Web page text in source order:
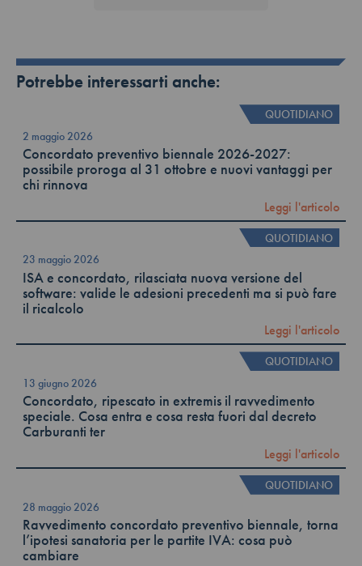
Potrebbe interessarti anche:
QUOTIDIANO
2 maggio 2026
Concordato preventivo biennale 2026-2027:
possibile proroga al 31 ottobre e nuovi vantaggi per
chi rinnova
Leggi l'articolo
QUOTIDIANO
23 maggio 2026
ISA e concordato, rilasciata nuova versione del
software: valide le adesioni precedenti ma si può fare
il ricalcolo
Leggi l'articolo
QUOTIDIANO
13 giugno 2026
Concordato, ripescato in extremis il ravvedimento
speciale. Cosa entra e cosa resta fuori dal decreto
Carburanti ter
Leggi l'articolo
QUOTIDIANO
28 maggio 2026
Ravvedimento concordato preventivo biennale, torna
l’ipotesi sanatoria per le partite IVA: cosa può
cambiare